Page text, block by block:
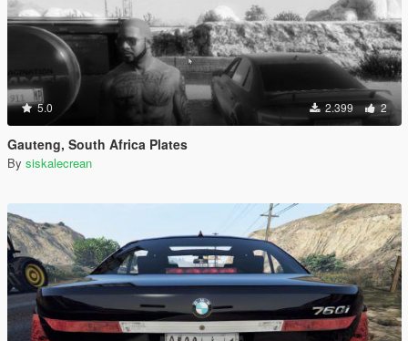
5.0 2.399 2
Gauteng, South Africa Plates
By siskalecrean